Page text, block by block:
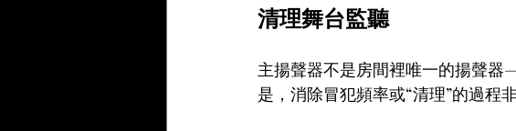
清理舞台監聽
主揚聲器不是房間裡唯一的揚聲
是，消除冒犯頻率或“清理”的過程非